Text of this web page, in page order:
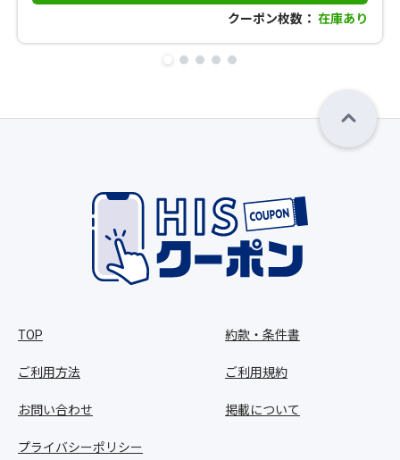
クーポン枚数： 在庫あり
TOP
ご利用方法
お問い合わせ
プライバシーポリシー
約款・条件書
ご利用規約
掲載について